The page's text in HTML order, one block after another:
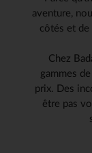
aventure,
côtés et de
Chez
gammes
prix. Des
être pas